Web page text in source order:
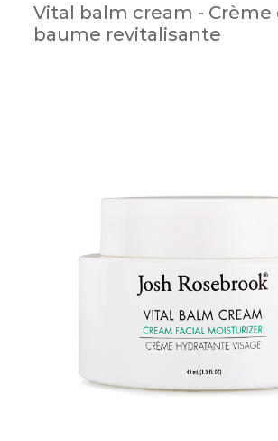
Vital balm cream - Crème
baume revitalisante